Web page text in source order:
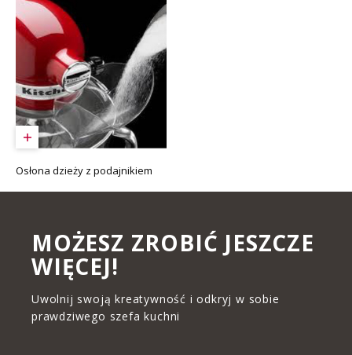
Osłona dzieży z podajnikiem
MOŻESZ ZROBIĆ JESZCZE
WIĘCEJ!
Uwolnij swoją kreatywność i odkryj w sobie
prawdziwego szefa kuchni